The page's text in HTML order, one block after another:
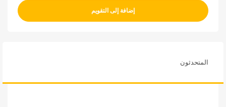
إضافة إلى التقويم
المتحدثون